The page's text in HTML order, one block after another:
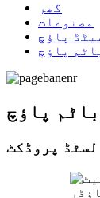
گھر
مصنوعات
پاؤچ
پاؤچ
پاؤچ
لسٹڈ پروڈکٹ